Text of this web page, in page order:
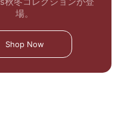
場。
Shop Now